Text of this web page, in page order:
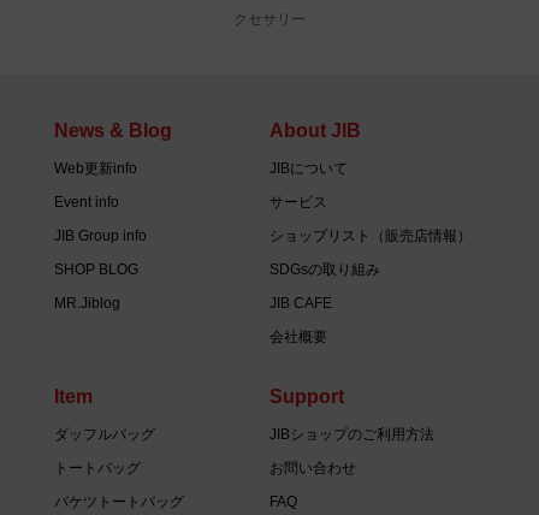
クセサリー
News & Blog
Web更新info
Event info
JIB Group info
SHOP BLOG
MR.Jiblog
About JIB
JIBについて
サービス
ショップリスト（販売店情報）
SDGsの取り組み
JIB CAFE
会社概要
Item
ダッフルバッグ
トートバッグ
バケツトートバッグ
Support
JIBショップのご利用方法
お問い合わせ
FAQ